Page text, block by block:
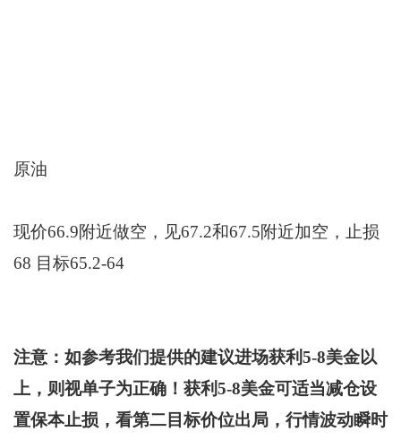
原油
现价66.9附近做空，见67.2和67.5附近加空，止损
68 目标65.2-64
注意：如参考我们提供的建议进场获利5-8美金以
上，则视单子为正确！获利5-8美金可适当减仓设
置保本止损，看第二目标价位出局， 行情波动瞬时